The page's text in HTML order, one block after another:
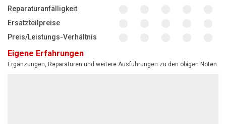
Reparaturanfälligkeit
Ersatzteilpreise
Preis/Leistungs-Verhältnis
Eigene Erfahrungen
Ergänzungen, Reparaturen und weitere Ausführungen zu den obigen Noten.